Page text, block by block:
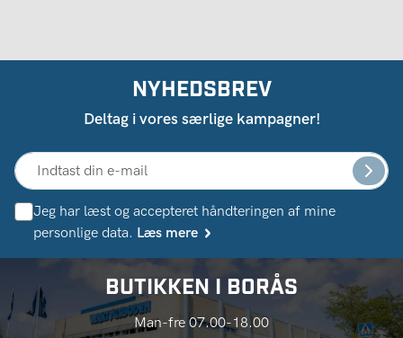
NYHEDSBREV
Deltag i vores særlige kampagner!
Jeg har læst og accepteret håndteringen af ​​mine
personlige data. Læs mere
BUTIKKEN I BORÅS
Man-fre 07.00-18.00